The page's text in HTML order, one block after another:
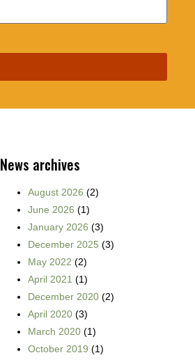
News archives
August 2026 (2)
June 2026 (1)
January 2026 (3)
December 2025 (3)
May 2022 (2)
April 2021 (1)
December 2020(2)
April 2020(3)
March 2020(1)
October 2019 (1)